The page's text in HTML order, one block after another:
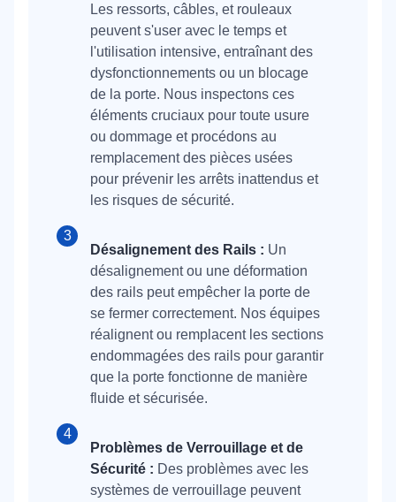
Les ressorts, câbles, et rouleaux
peuvent s'user avec le temps et
l'utilisation intensive, entraînant des
dysfonctionnements ou un blocage
de la porte. Nous inspectons ces
éléments cruciaux pour toute usure
ou dommage et procédons au
remplacement des pièces usées
pour prévenir les arrêts inattendus et
les risques de sécurité.
Désalignement des Rails : Un
désalignement ou une déformation
des rails peut empêcher la porte de
se fermer correctement. Nos équipes
réalignent ou remplacent les sections
endommagées des rails pour garantir
que la porte fonctionne de manière
fluide et sécurisée.
Problèmes de Verrouillage et de
Sécurité : Des problèmes avec les
systèmes de verrouillage peuvent